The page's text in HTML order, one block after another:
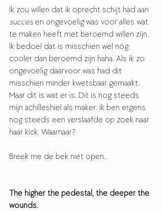
Ik zou willen dat ik oprecht schijt had aan
succes en ongevoelig was voor alles wat
te maken heeft met beroemd willen zijn.
Ik bedoel dat is misschien wel nóg
cooler dan beroemd zijn haha. Als ik zo
ongevoelig daarvoor was had dit
misschien minder kwetsbaar gemaakt.
Maar dit is wat er is. Dit is nog steeds
mijn achilleshiel als maker. Ik ben ergens
nog steeds een verslaafde op zoek naar
haar kick. Waarnaar?
Breek me de bek niet open..
The higher the pedestal, the deeper the
wounds.